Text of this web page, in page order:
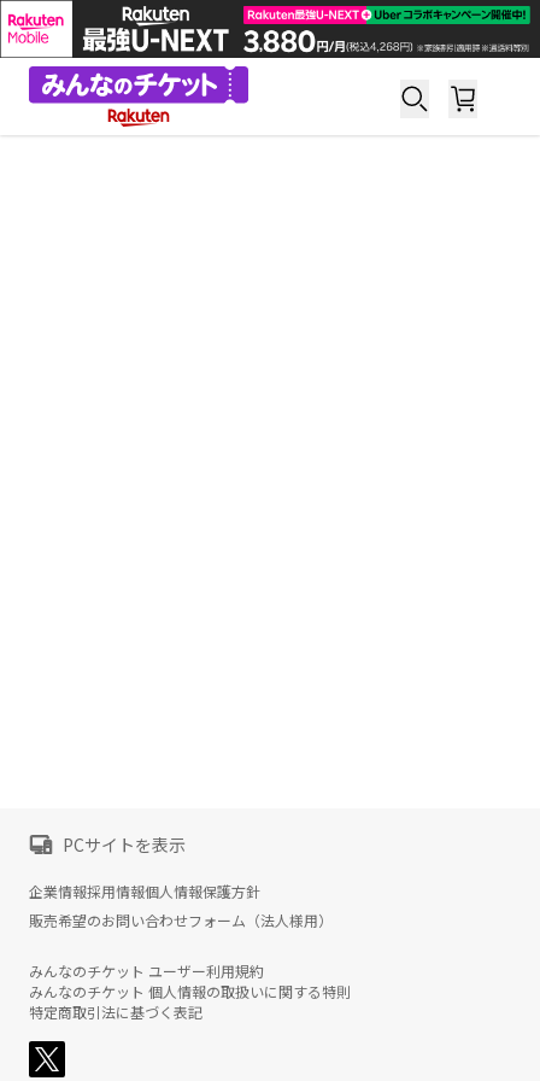
PCサイトを表示
企業情報採用情報個人情報保護方針
販売希望のお問い合わせフォーム（法人様用）
みんなのチケット ユーザー利用規約
みんなのチケット 個人情報の取扱いに関する特則
特定商取引法に基づく表記